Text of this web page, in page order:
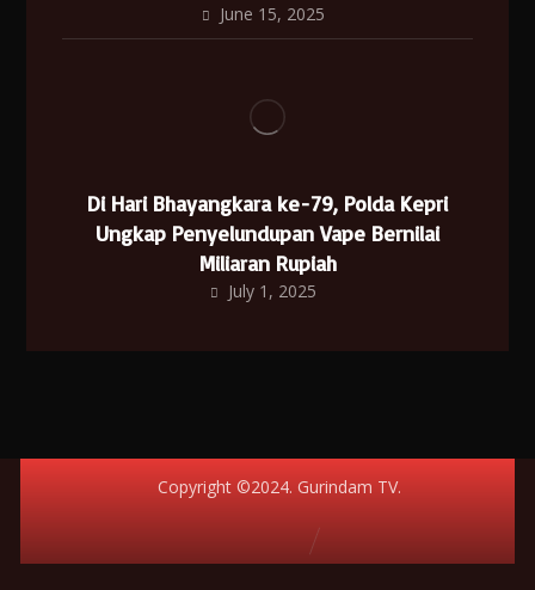
June 15, 2025
Di Hari Bhayangkara ke-79, Polda Kepri
Ungkap Penyelundupan Vape Bernilai
Miliaran Rupiah
July 1, 2025
Copyright ©2024. Gurindam TV.